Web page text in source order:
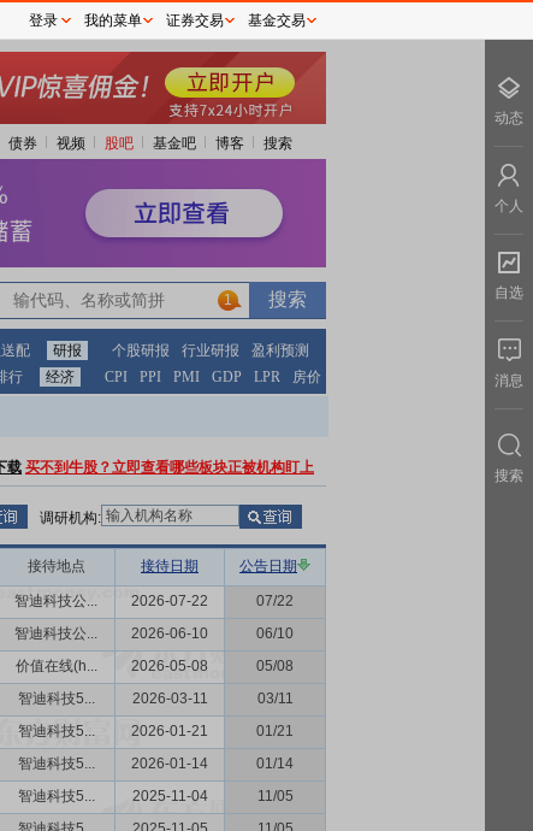
债券 视频 股吧 基金吧 博客 搜索
1
配 研报 个股研报 行业研报
盈利预测
行 经济 CPI PPI PMI GDP LPR 房价
载 买不到牛股？立即查看哪些板块正被机构盯上
调研机构:
接待地点 接待日期 公告日期
智迪科技公... 2026-07-22
07/22
智迪科技公... 2026-06-10
06/10
价值在线(h... 2026-05-08
05/08
智迪科技5... 2026-03-11
03/11
智迪科技5... 2026-01-21
01/21
智迪科技5... 2026-01-14
01/14
智迪科技5... 2025-11-04
11/05
登录 我的菜单 证券交易 基金交易
动态
个人
自选
消息
搜索